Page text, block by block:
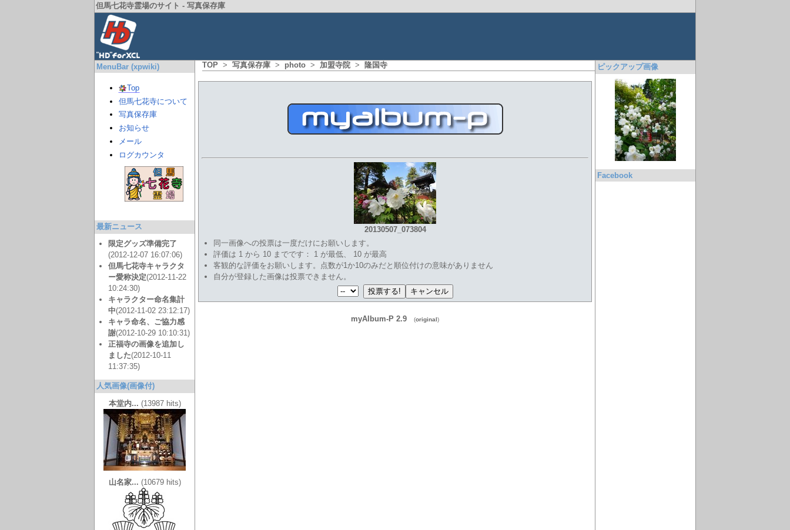
但馬七花寺霊場のサイト - 写真保存庫
TOP > 写真保存庫 > photo > 加盟寺院 > 隆国寺
20130507_073804
同一画像への投票は一度だけにお願いします。
評価は 1 から 10 までです： 1 が最低、 10 が最高
客観的な評価をお願いします。点数が1か10のみだと順位付けの意味がありません
自分が登録した画像は投票できません。
myAlbum-P 2.9 (original)
MenuBar (xpwiki)
Top
但馬七花寺について
写真保存庫
お知らせ
メール
ログカウンタ
最新ニュース
限定グッズ準備完了
(2012-12-07 16:07:06)
但馬七花寺キャラクタ
ー愛称決定(2012-11-22
10:24:30)
キャラクター命名集計
中(2012-11-02 23:12:17)
キャラ命名、ご協力感
謝(2012-10-29 10:10:31)
正福寺の画像を追加し
ました(2012-10-11
11:37:35)
人気画像(画像付)
本堂内... (13987 hits)
山名家... (10679 hits)
ピックアップ画像
Facebook